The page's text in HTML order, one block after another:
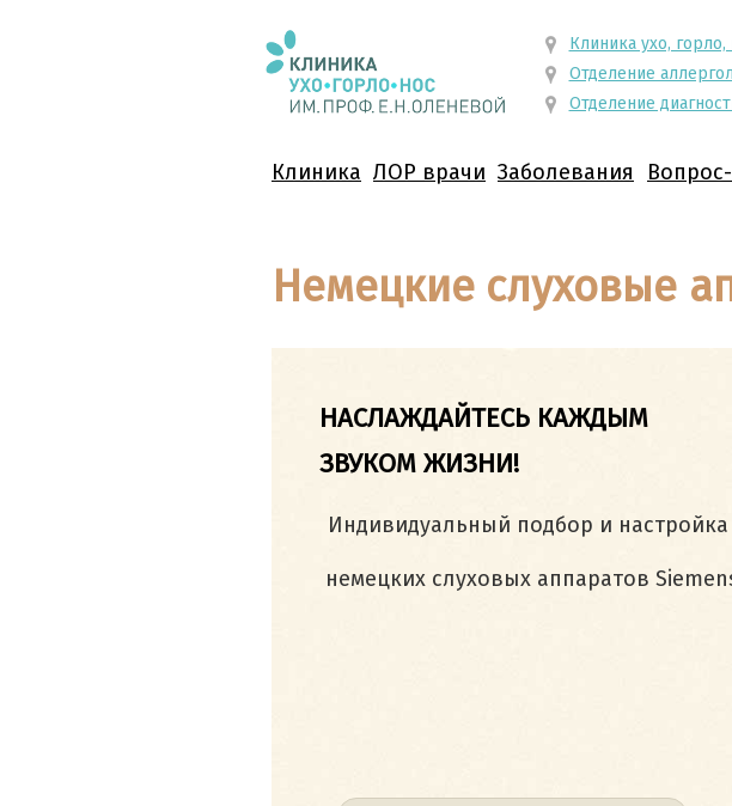
Клиника ухо, горло,
Отделение
Отделение
Клиника ЛОР врачи Заболевания
Немецкие слуховые
НАСЛАЖДАЙТЕСЬ КАЖДЫМ
ЗВУКОМ ЖИЗНИ!
Индивидуальный подбор и настройка
немецких слуховых аппаратов